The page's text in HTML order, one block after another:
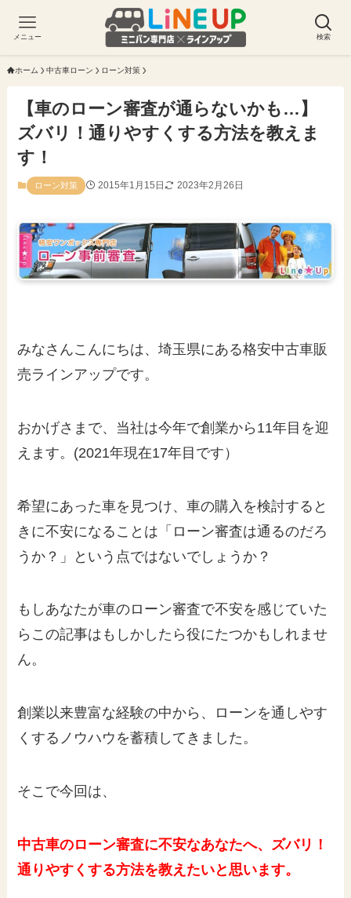
検索
メニュー
ホーム 中古車ローン ローン対策
【車のローン審査が通らないかも…】
ズバリ！通りやすくする方法を教えま
す！
ローン対策 2015年1月15日 2023年2月26日
みなさんこんにちは、埼玉県にある格安中古車販
売ラインアップです。
おかげさまで、当社は今年で創業から11年目を迎
えます。(2021年現在17年目です）
希望にあった車を見つけ、車の購入を検討すると
きに不安になることは「ローン審査は通るのだろ
うか？」という点ではないでしょうか？
もしあなたが車のローン審査で不安を感じていた
らこの記事はもしかしたら役にたつかもしれませ
ん。
創業以来豊富な経験の中から、ローンを通しやす
くするノウハウを蓄積してきました。
そこで今回は、
中古車のローン審査に不安なあなたへ、ズバリ！
通りやすくする方法を教えたいと思います。